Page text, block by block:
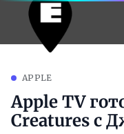
APPLE
Apple TV
Creatures с